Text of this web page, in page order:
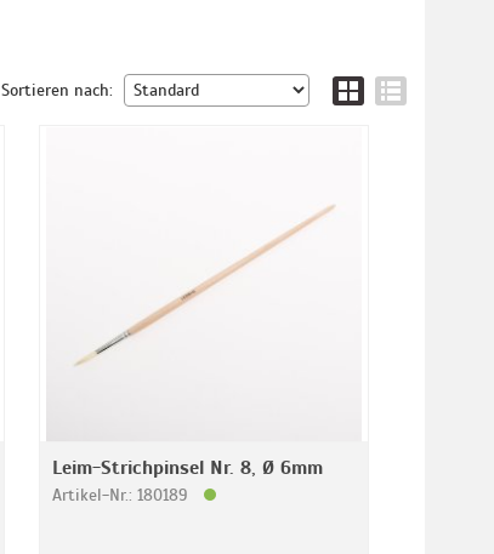
Sortieren nach:
Leim-Strichpinsel Nr. 8, Ø 6mm
Artikel-Nr.: 180189